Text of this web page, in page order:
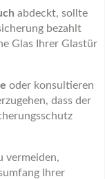
abdeckt, sollte
bezahlt
Glas Ihrer Glastür
oder konsultieren
dass der
vermeiden,
Ihrer